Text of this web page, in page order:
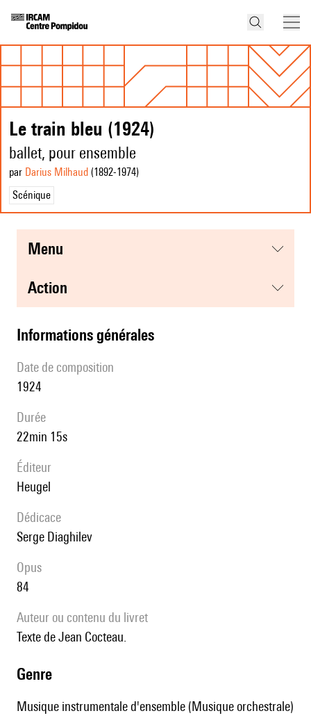
Le train bleu (1924)
ballet, pour ensemble
par Darius Milhaud (1892-1974)
Scénique
menu
action
informations générales
date de composition
1924
durée
22min 15s
éditeur
Heugel
Dédicace
Serge Diaghilev
Opus
84
Auteur ou contenu du livret
Texte de Jean Cocteau.
genre
Musique instrumentale d'ensemble (Musique orchestrale)